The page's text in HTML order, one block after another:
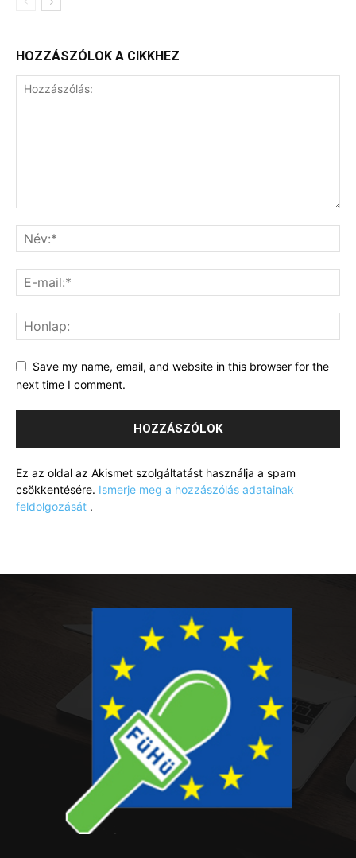
HOZZÁSZÓLOK A CIKKHEZ
Save my name, email, and website in this browser for the
next time I comment.
Ez az oldal az Akismet szolgáltatást használja a spam
csökkentésére. Ismerje meg a hozzászólás adatainak
feldolgozását .